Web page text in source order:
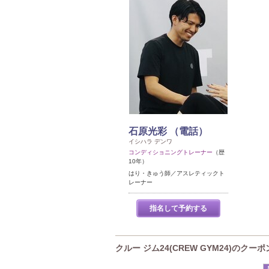
石原光彩 （電話）
イシハラ デンワ
コンディショニングトレーナー （歴
10年）
はり・きゅう師／アスレティックト
レーナー
指名して予約する
クルー ジム24(CREW GYM24)のクーポ